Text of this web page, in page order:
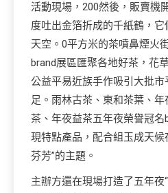
活動現場，200然後，販賣機
度吐出金箔折成的千紙鶴，
天空。0平方米的茶噴鼻煙火
brand展區匯聚各地好茶，花
公益平易近族手作吸引大批市
足。雨林古茶、東和茶葉、
茶、年夜益茶五年夜榮譽冠
現特點產品，配合組玉成天候
芬芳”的主題。
主辦方還在現場打造了五年